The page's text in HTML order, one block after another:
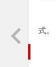
式。